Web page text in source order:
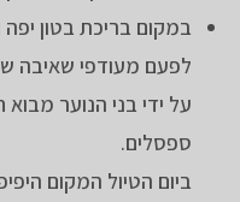
במקום בריכת בטון
לפעם מעודפי שאיבה
על ידי בני הנוער
ספסלים.
ביום הטיול המקום